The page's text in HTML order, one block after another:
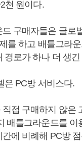
천 원이다.
구매자들은 글로
제를 하고 배틀그라
경로가 하나 더 생긴
은 PC방 서비스다.
접 구매하지 않은
배틀그라운드를 이
에 비례해 PC방